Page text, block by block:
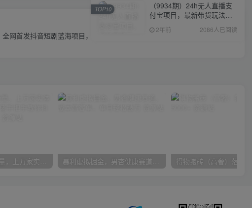
下一篇
全网首发抖音短剧蓝海项目，低门槛零成本日入四位数，每日操作半小时即可
（9934期）24h无人直播支
付宝项目，最新带货玩法，
纯躺赚实测日入500+
2年前 2086人已阅读
TOP10